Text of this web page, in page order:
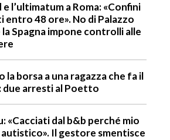
e l’ultimatum a Roma: «Confini
entro 48 ore». No di Palazzo
la Spagna impone controlli alle
la borsa a una ragazza che fa il
due arresti al Poetto
«Cacciati dal b&b perché mio
Il gestore smentisce